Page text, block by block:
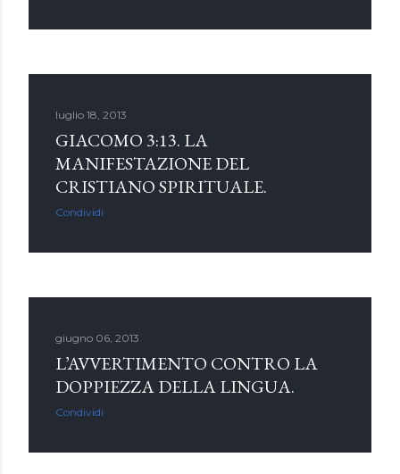
luglio 18, 2013
GIACOMO 3:13. LA
MANIFESTAZIONE DEL
CRISTIANO SPIRITUALE.
Condividi
giugno 06, 2013
L’AVVERTIMENTO CONTRO LA
DOPPIEZZA DELLA LINGUA.
Condividi